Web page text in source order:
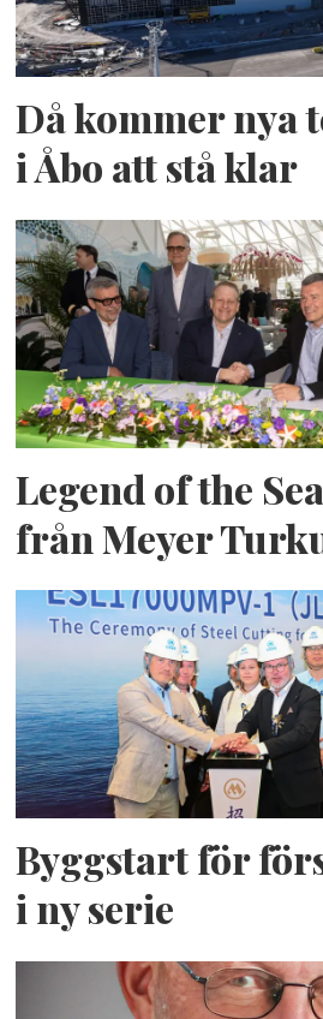
Då kommer nya
i Åbo att stå klar
Legend of the
från Meyer
Byggstart för
i ny serie